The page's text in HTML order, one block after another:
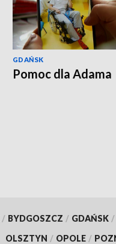
GDAŃSK
Pomoc dla Adama
/ BYDGOSZCZ / GDAŃSK /
OLSZTYN / OPOLE /